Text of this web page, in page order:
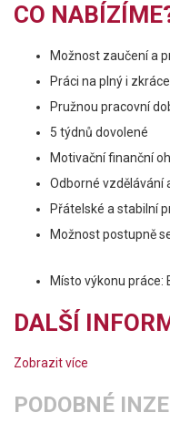
CO
Možnost zaučení a
Práci na plný i
Pružnou pracovní
5 týdnů dovolené
Motivační finanční
Odborné vzdělávání
Přátelské a stabilní
Možnost postupně
Místo výkonu práce:
DALŠÍ
Zobrazit více
PODOBNÉ